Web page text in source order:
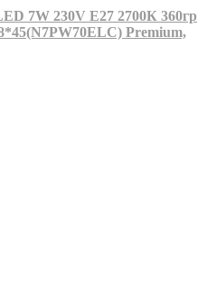
7W 230V E27 2700К 360гр
Premium,